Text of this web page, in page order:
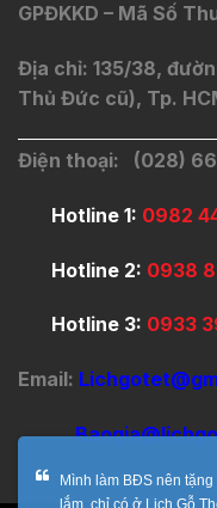
GPĐKKD – Mã Số
Địa chỉ: 135/38,
Thủ Đức cũ), Tp.
Điện thoại: (028)
Hotline 1: 0982
Hotline 2: 0938
Hotline 3: 0933
Email:
Mình làm BĐS nên
lắm, chỉ có ở Lịch Gỗ